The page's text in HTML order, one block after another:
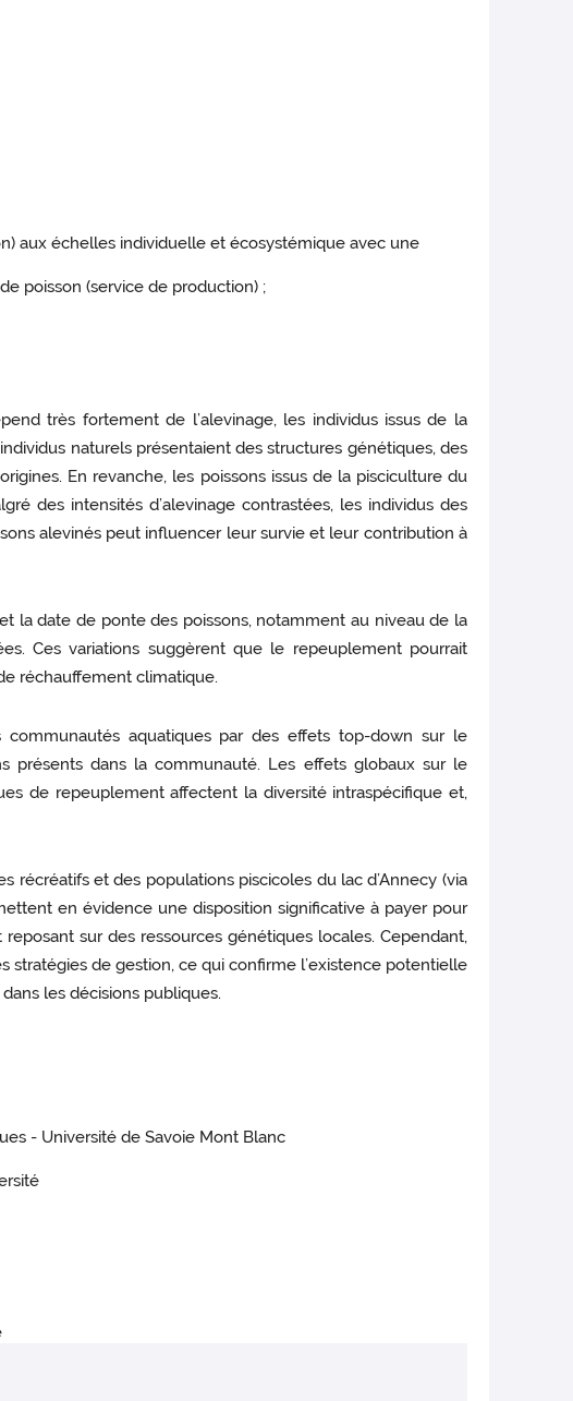
aux échelles individuelle et écosystémique avec une
poisson (service de production) ;
très fortement de l’alevinage, les individus issus de la
naturels présentaient des structures génétiques, des
En revanche, les poissons issus de la pisciculture du
des intensités d’alevinage contrastées, les individus des
alevinés peut influencer leur survie et leur contribution à
la date de ponte des poissons, notamment au niveau de la
Ces variations suggèrent que le repeuplement pourrait
réchauffement climatique.
aquatiques par des effets top-down sur le
présents dans la communauté. Les effets globaux sur le
de repeuplement affectent la diversité intraspécifique et,
récréatifs et des populations piscicoles du lac d’Annecy (via
en évidence une disposition significative à payer pour
sur des ressources génétiques locales. Cependant,
de gestion, ce qui confirme l’existence potentielle
les décisions publiques.
- Université de Savoie Mont Blanc